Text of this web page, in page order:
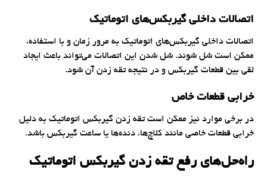
اتصالات داخلی گیربکس‌های اتوماتیک
اتصالات داخلی گیربکس‌های اتوماتیک به مرور زمان و با استفاده،
ممکن است شل شوند. شل شدن این اتصالات می‌تواند باعث ایجاد
لقی بین قطعات گیربکس و در نتیجه تقه زدن آن شود.
خرابی قطعات خاص
در برخی موارد نیز ممکن است تقه زدن گیربکس اتوماتیک به دلیل
خرابی قطعات خاصی مانند کلاچ‌ها، دنده‌ها یا ساعت گیربکس باشد.
راه‌حل‌های رفع تقه زدن گیربکس اتوماتیک